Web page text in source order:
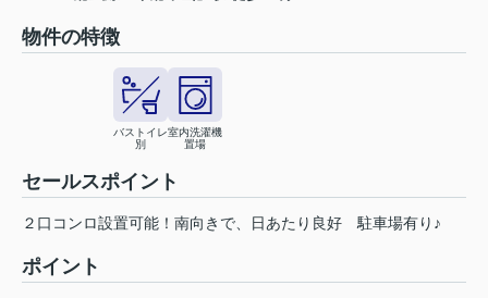
物件の特徴
バストイレ
別
室内洗濯機
置場
セールスポイント
２口コンロ設置可能！南向きで、日あたり良好 駐車場有り♪
ポイント